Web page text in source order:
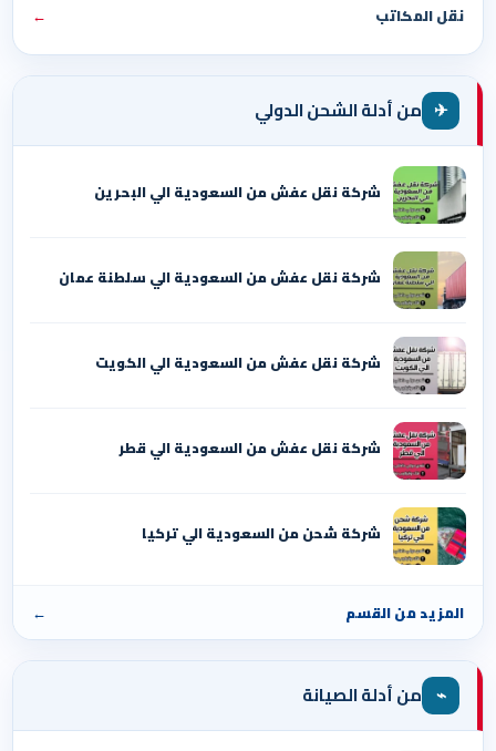
نقل المكاتب
←
✈ من أدلة الشحن الدولي
شركة نقل عفش من السعودية الي البحرين
شركة نقل عفش من السعودية الي سلطنة عمان
شركة نقل عفش من السعودية الي الكويت
شركة نقل عفش من السعودية الي قطر
شركة شحن من السعودية الي تركيا
المزيد من القسم ←
⌁ من أدلة الصيانة